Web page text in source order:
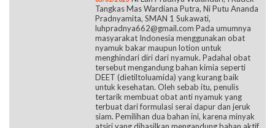
Tangkas Mas Wardiana Putra, Ni Putu Ananda
Pradnyamita, SMAN 1 Sukawati,
luhpradnya662@gmail.com Pada umumnya
masyarakat Indonesia menggunakan obat
nyamuk bakar maupun lotion untuk
menghindari diri dari nyamuk. Padahal obat
tersebut mengandung bahan kimia seperti
DEET (dietiltoluamida) yang kurang baik
untuk kesehatan. Oleh sebab itu, penulis
tertarik membuat obat anti nyamuk yang
terbuat dari formulasi serai dapur dan jeruk
siam. Pemilihan dua bahan ini, karena minyak
atsiri yang dihasilkan mengandung bahan aktif